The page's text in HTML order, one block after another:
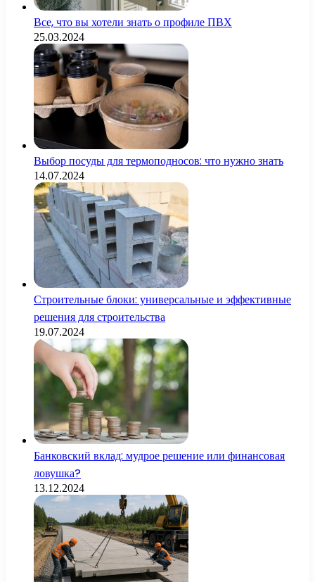
Все, что вы хотели знать о профиле ПВХ
25.03.2024
Выбор посуды для термоподносов: что нужно знать
14.07.2024
Строительные блоки: универсальные и эффективные
решения для строительства
19.07.2024
Банковский вклад: мудрое решение или финансовая
ловушка?
13.12.2024